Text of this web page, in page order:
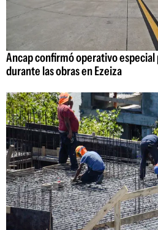
Ancap confirmó operativo especial
durante las obras en Ezeiza